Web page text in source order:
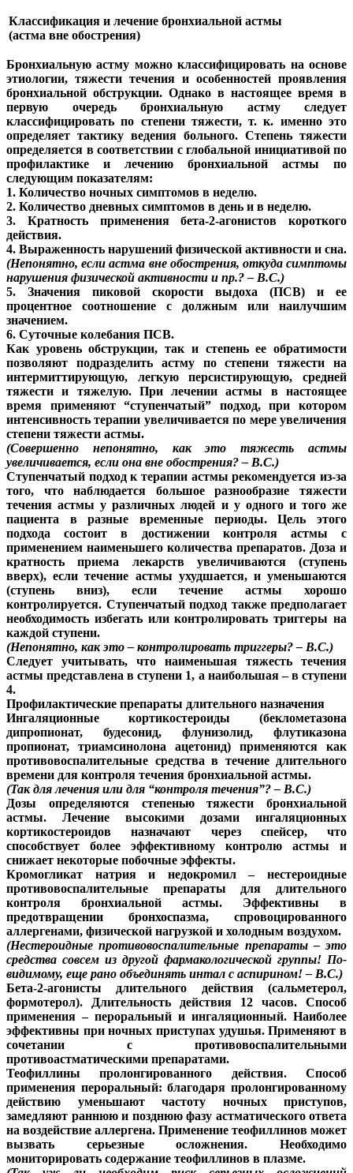
Классификация и лечение бронхиальной астмы
(астма вне обострения)
Бронхиальную астму можно классифицировать на основе
этиологии, тяжести течения и особенностей проявления
бронхиальной обструкции. Однако в настоящее время в
первую очередь бронхиальную астму следует
классифицировать по степени тяжести, т. к. именно это
определяет тактику ведения больного. Степень тяжести
определяется в соответствии с глобальной инициативой по
профилактике и лечению бронхиальной астмы по
следующим показателям:
1. Количество ночных симптомов в неделю.
2. Количество дневных симптомов в день и в неделю.
3. Кратность применения бета-2-агонистов короткого
действия.
4. Выраженность нарушений физической активности и сна.
(Непонятно, если астма вне обострения, откуда симптомы
нарушения физической активности и пр.? – В.С.)
5. Значения пиковой скорости выдоха (ПСВ) и ее
процентное соотношение с должным или наилучшим
значением.
6. Суточные колебания ПСВ.
Как уровень обструкции, так и степень ее обратимости
позволяют подразделить астму по степени тяжести на
интермиттирующую, легкую персистирующую, средней
тяжести и тяжелую. При лечении астмы в настоящее
время применяют “ступенчатый” подход, при котором
интенсивность терапии увеличивается по мере увеличения
степени тяжести астмы.
(Совершенно непонятно, как это тяжесть астмы
увеличивается, если она вне обострения? – В.С.)
Ступенчатый подход к терапии астмы рекомендуется из-за
того, что наблюдается большое разнообразие тяжести
течения астмы у различных людей и у одного и того же
пациента в разные временные периоды. Цель этого
подхода состоит в достижении контроля астмы с
применением наименьшего количества препаратов. Доза и
кратность приема лекарств увеличиваются (ступень
вверх), если течение астмы ухудшается, и уменьшаются
(ступень вниз), если течение астмы хорошо
контролируется. Ступенчатый подход также предполагает
необходимость избегать или контролировать триггеры на
каждой ступени.
(Непонятно, как это – контролировать триггеры? – В.С.)
Следует учитывать, что наименьшая тяжесть течения
астмы представлена в ступени 1, а наибольшая – в ступени
4.
Профилактические препараты длительного назначения
Ингаляционные кортикостероиды (беклометазона
дипропионат, будесонид, флунизолид, флутиказона
пропионат, триамсинолона ацетонид) применяются как
противовоспалительные средства в течение длительного
времени для контроля течения бронхиальной астмы.
(Так для лечения или для “контроля течения”? – В.С.)
Дозы определяются степенью тяжести бронхиальной
астмы. Лечение высокими дозами ингаляционных
кортикостероидов назначают через спейсер, что
способствует более эффективному контролю астмы и
снижает некоторые побочные эффекты.
Кромогликат натрия и недокромил – нестероидные
противовоспалительные препараты для длительного
контроля бронхиальной астмы. Эффективны в
предотвращении бронхоспазма, спровоцированного
аллергенами, физической нагрузкой и холодным воздухом.
(Нестероидные противовоспалительные препараты – это
средства совсем из другой фармакологической группы! По-
видимому, еще рано объединять интал с аспирином! – В.С.)
Бета-2-агонисты длительного действия (сальметерол,
формотерол). Длительность действия 12 часов. Способ
применения – пероральный и ингаляционный. Наиболее
эффективны при ночных приступах удушья. Применяют в
сочетании с противовоспалительными
противоастматическими препаратами.
Теофиллины пролонгированного действия. Способ
применения пероральный: благодаря пролонгированному
действию уменьшают частоту ночных приступов,
замедляют раннюю и позднюю фазу астматического ответа
на воздействие аллергена. Применение теофиллинов может
вызвать серьезные осложнения. Необходимо
мониторировать содержание теофиллинов в плазме.